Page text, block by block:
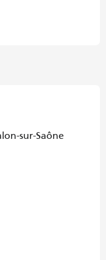
sur-Saône